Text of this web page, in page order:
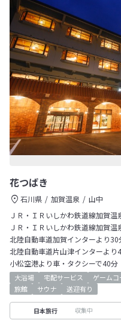
花つばき
石川県 加賀温泉
山中
ＪＲ・ＩＲいしかわ鉄道線加賀
ＪＲ・ＩＲいしかわ鉄道線加賀
北陸自動車道加賀インターより30
北陸自動車道片山津インターより
小松空港より車・タクシーで40分
大浴場 宅配サービス ゲームコ
旅館
サウナ 送迎有り
日本旅行 収集中